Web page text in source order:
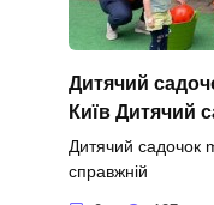
Дитячий
Київ Дитячий
Дитячий садочок
справжній